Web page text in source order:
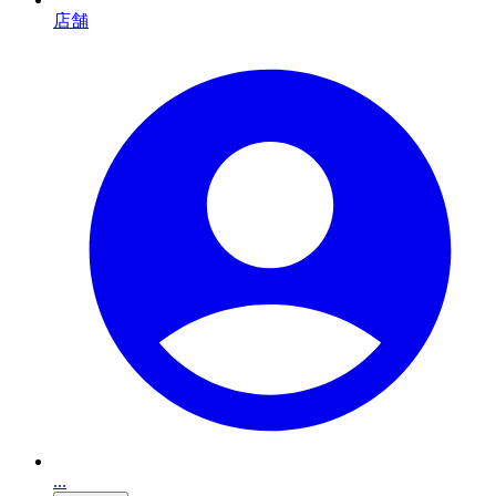
店舗
...